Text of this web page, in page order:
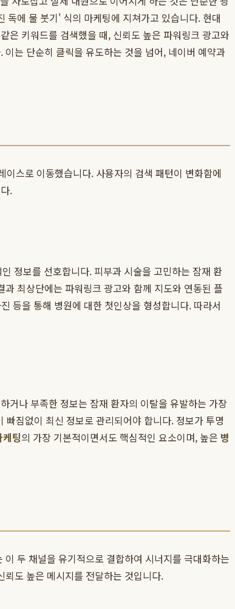
에 물 붓기' 식의 마케팅에 지쳐가고 있습니다. 현대
은 키워드를 검색했을 때, 신뢰도 높은 파워링크 광고와
이는 단순히 클릭을 유도하는 것을 넘어, 네이버 예약과
스로 이동했습니다. 사용자의 검색 패턴이 변화함에
.
정보를 선호합니다. 피부과 시술을 고민하는 잠재 환
최상단에는 파워링크 광고와 함께 지도와 연동된 플
등을 통해 병원에 대한 첫인상을 형성합니다. 따라서
거나 부족한 정보는 잠재 환자의 이탈을 유발하는 가장
짐없이 최신 정보로 관리되어야 합니다. 정보가 투명
팅의 가장 기본적이면서도 핵심적인 요소이며, 높은 병
이 두 채널을 유기적으로 결합하여 시너지를 극대화하는
도 높은 메시지를 전달하는 것입니다.